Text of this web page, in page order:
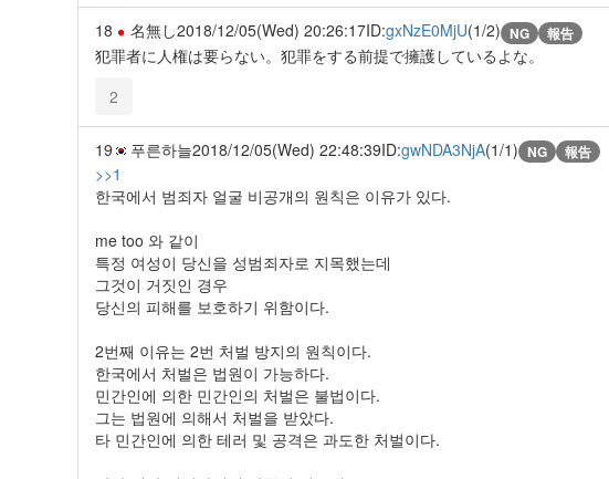
18 名無し2018/12/05(Wed) 20:26:17ID:gxNzE0MjU(1/2) NG 報告
犯罪者に人権は要らない。犯罪をする前提で擁護しているよな。
2
19 푸른하늘2018/12/05(Wed) 22:48:39ID:gwNDA3NjA(1/1) NG 報告
>>1
한국에서 범죄자 얼굴 비공개의 원칙은 이유가 있다.
me too 와 같이
특정 여성이 당신을 성범죄자로 지목했는데
그것이 거짓인 경우
당신의 피해를 보호하기 위함이다.
2번째 이유는 2번 처벌 방지의 원칙이다.
한국에서 처벌은 법원이 가능하다.
민간인에 의한 민간인의 처벌은 불법이다.
그는 법원에 의해서 처벌을 받았다.
타 민간인에 의한 테러 및 공격은 과도한 처벌이다.